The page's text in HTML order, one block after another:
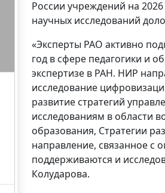
России учреждений на
научных исследований
«Эксперты РАО активно
год в сфере педагогики и
экспертизе в РАН. НИР
исследование
развитие стратегий
исследованиям в области
образования, Стратегии
направление, связанное с
поддерживаются и
Колударова.